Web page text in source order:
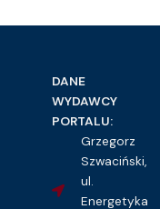
DANE
WYDAWCY
PORTALU:
Grzegorz
Szwaciński,
ul.
Energetyka